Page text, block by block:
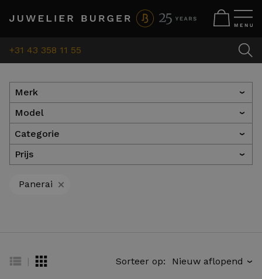
+31 43 358 11 55
Merk ›
Model ›
Categorie ›
Prijs ›
Panerai +
| Sorteer op: ›